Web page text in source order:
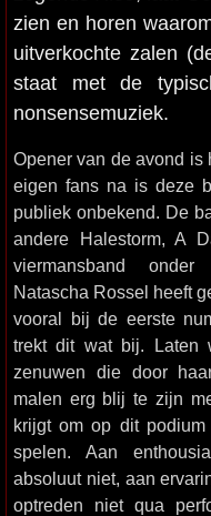
zien en horen
uitverkochte zalen
staat met de
nonsensemuziek.
Opener van de avond is
eigen fans na is deze
publiek onbekend. De
andere Halestorm, A
viermansband
Natascha Rossel heeft
vooral bij de eerste
trekt dit wat bij. Laten
zenuwen die door
malen erg blij te zijn
krijgt om op dit
spelen. Aan
absoluut niet, aan
optreden niet qua